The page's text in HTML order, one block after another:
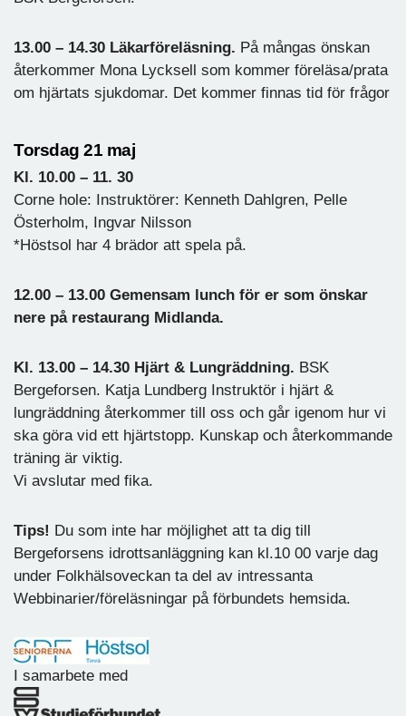
13.00 – 14.30 Läkarföreläsning. På mångas önskan
återkommer Mona Lycksell som kommer föreläsa/prata
om hjärtats sjukdomar. Det kommer finnas tid för frågor
Torsdag 21 maj
Kl. 10.00 – 11. 30
Corne hole: Instruktörer: Kenneth Dahlgren, Pelle
Österholm, Ingvar Nilsson
*Höstsol har 4 brädor att spela på.
12.00 – 13.00 Gemensam lunch för er som önskar
nere på restaurang Midlanda.
Kl. 13.00 – 14.30 Hjärt & Lungräddning. BSK
Bergeforsen. Katja Lundberg Instruktör i hjärt &
lungräddning återkommer till oss och går igenom hur vi
ska göra vid ett hjärtstopp. Kunskap och återkommande
träning är viktig.
Vi avslutar med fika.
Tips! Du som inte har möjlighet att ta dig till
Bergeforsens idrottsanläggning kan kl.10 00 varje dag
under Folkhälsoveckan ta del av intressanta
Webbinarier/föreläsningar på förbundets hemsida.
I samarbete med